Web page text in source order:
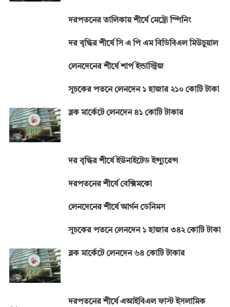
দরপতনের তালিকায় শীর্ষে মেট্রো স্পিনিং
দর বৃদ্ধির শীর্ষে সি এ পি এম বিডিবিএল মিউচুয়াল
লেনদেনের শীর্ষে শার্প ইন্ডাস্ট্রিজ
সূচকের পতনে লেনদেন ১ হাজার ২১০ কোটি টাকা
ব্লক মার্কেটে লেনদেন ৪১ কোটি টাকার
দর বৃদ্ধির শীর্ষে ইউনাইটেড ইন্স্যুরেন্স
দরপতনের শীর্ষে বেক্সিমকো
লেনদেনের শীর্ষে আর্গন ডেনিমস
সূচকের পতনে লেনদেন ১ হাজার ৩৪২ কোটি টাকা
ব্লক মার্কেটে লেনদেন ৬৪ কোটি টাকার
দরপতনের শীর্ষে এআইবিএল ফাস্ট ইসলামিক